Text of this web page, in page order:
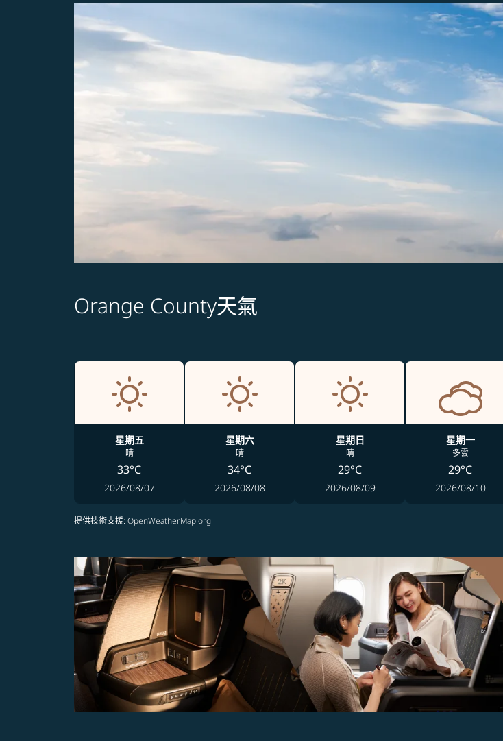
Orange County天氣
星期五
晴
33°C
2026/08/07
星期六
晴
34°C
2026/08/08
星期日
晴
29°C
2026/08/09
星期一
多雲
29°C
2026/08/10
提供技術支援: OpenWeatherMap.org